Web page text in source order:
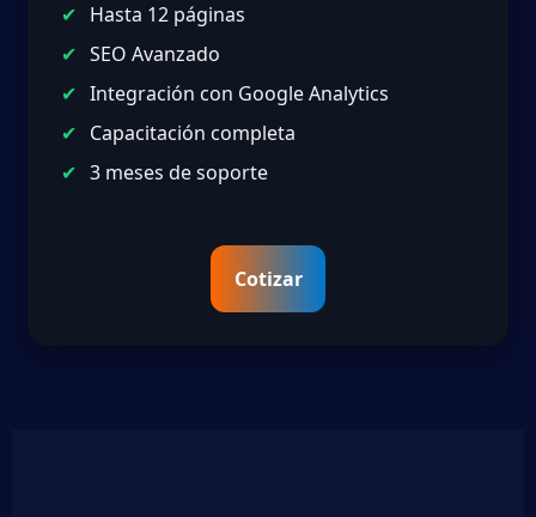
Hasta 12 páginas
SEO Avanzado
Integración con Google Analytics
Capacitación completa
3 meses de soporte
Cotizar